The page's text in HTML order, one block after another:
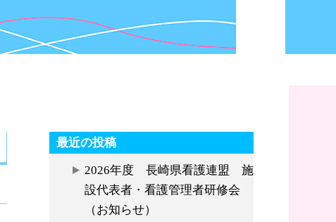
最近の投稿
2026年度 長崎県看護連盟 施
設代表者・看護管理者研修会
（お知らせ）